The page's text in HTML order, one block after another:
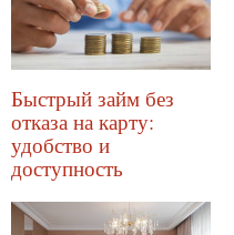
Быстрый займ без
отказа на карту:
удобство и
доступность